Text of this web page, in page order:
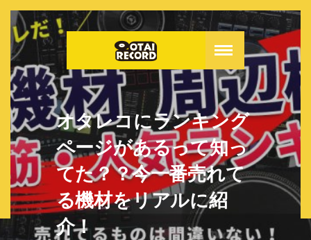
オタレコにランキング
ページがあるって知っ
てた？？今一番売れて
る機材をリアルに紹
介！